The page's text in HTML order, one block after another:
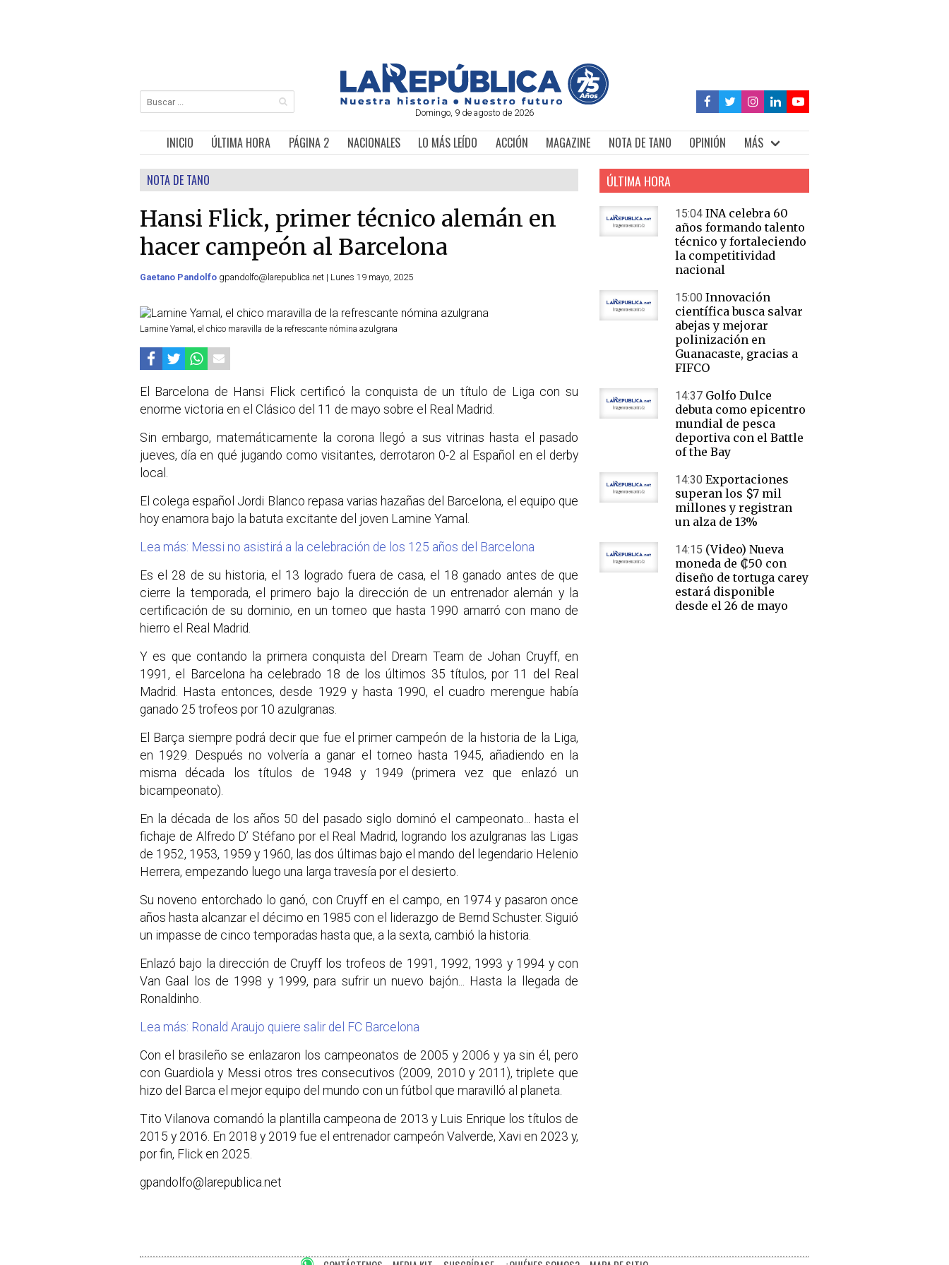
Domingo, 9 de agosto de 2026
INICIO ÚLTIMA HORA PÁGINA 2 NACIONALES LO MÁS LEÍDO ACCIÓN MAGAZINE NOTA DE TANO OPINIÓN MÁS
NOTA DE TANO
Hansi Flick, primer técnico alemán en
hacer campeón al Barcelona
Gaetano Pandolfo gpandolfo@larepublica.net | Lunes 19 mayo, 2025
Lamine Yamal, el chico maravilla de la refrescante nómina azulgrana
El Barcelona de Hansi Flick certificó la conquista de un título de Liga con su
enorme victoria en el Clásico del 11 de mayo sobre el Real Madrid.
Sin embargo, matemáticamente la corona llegó a sus vitrinas hasta el pasado
jueves, día en qué jugando como visitantes, derrotaron 0-2 al Español en el derby
local.
El colega español Jordi Blanco repasa varias hazañas del Barcelona, el equipo que
hoy enamora bajo la batuta excitante del joven Lamine Yamal.
Lea más: Messi no asistirá a la celebración de los 125 años del Barcelona
Es el 28 de su historia, el 13 logrado fuera de casa, el 18 ganado antes de que
cierre la temporada, el primero bajo la dirección de un entrenador alemán y la
certificación de su dominio, en un torneo que hasta 1990 amarró con mano de
hierro el Real Madrid.
Y es que contando la primera conquista del Dream Team de Johan Cruyff, en
1991, el Barcelona ha celebrado 18 de los últimos 35 títulos, por 11 del Real
Madrid. Hasta entonces, desde 1929 y hasta 1990, el cuadro merengue había
ganado 25 trofeos por 10 azulgranas.
El Barça siempre podrá decir que fue el primer campeón de la historia de la Liga,
en 1929. Después no volvería a ganar el torneo hasta 1945, añadiendo en la
misma década los títulos de 1948 y 1949 (primera vez que enlazó un
bicampeonato).
En la década de los años 50 del pasado siglo dominó el campeonato... hasta el
fichaje de Alfredo D’ Stéfano por el Real Madrid, logrando los azulgranas las Ligas
de 1952, 1953, 1959 y 1960, las dos últimas bajo el mando del legendario Helenio
Herrera, empezando luego una larga travesía por el desierto.
Su noveno entorchado lo ganó, con Cruyff en el campo, en 1974 y pasaron once
años hasta alcanzar el décimo en 1985 con el liderazgo de Bernd Schuster. Siguió
un impasse de cinco temporadas hasta que, a la sexta, cambió la historia.
Enlazó bajo la dirección de Cruyff los trofeos de 1991, 1992, 1993 y 1994 y con
Van Gaal los de 1998 y 1999, para sufrir un nuevo bajón... Hasta la llegada de
Ronaldinho.
Lea más: Ronald Araujo quiere salir del FC Barcelona
Con el brasileño se enlazaron los campeonatos de 2005 y 2006 y ya sin él, pero
con Guardiola y Messi otros tres consecutivos (2009, 2010 y 2011), triplete que
hizo del Barca el mejor equipo del mundo con un fútbol que maravilló al planeta.
Tito Vilanova comandó la plantilla campeona de 2013 y Luis Enrique los títulos de
2015 y 2016. En 2018 y 2019 fue el entrenador campeón Valverde, Xavi en 2023 y,
por fin, Flick en 2025.
gpandolfo@larepublica.net
ÚLTIMA HORA
15:04 INA celebra 60
años formando talento
técnico y fortaleciendo
la competitividad
nacional
15:00 Innovación
científica busca salvar
abejas y mejorar
polinización en
Guanacaste, gracias a
FIFCO
14:37 Golfo Dulce
debuta como epicentro
mundial de pesca
deportiva con el Battle
of the Bay
14:30 Exportaciones
superan los $7 mil
millones y registran
un alza de 13%
14:15 (Video) Nueva
moneda de ₡50 con
diseño de tortuga carey
estará disponible
desde el 26 de mayo